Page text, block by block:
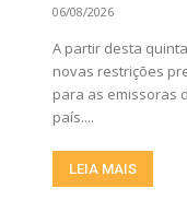
06/08/2026
A partir desta
novas restrições
para as emissoras
país....
LEIA MAIS